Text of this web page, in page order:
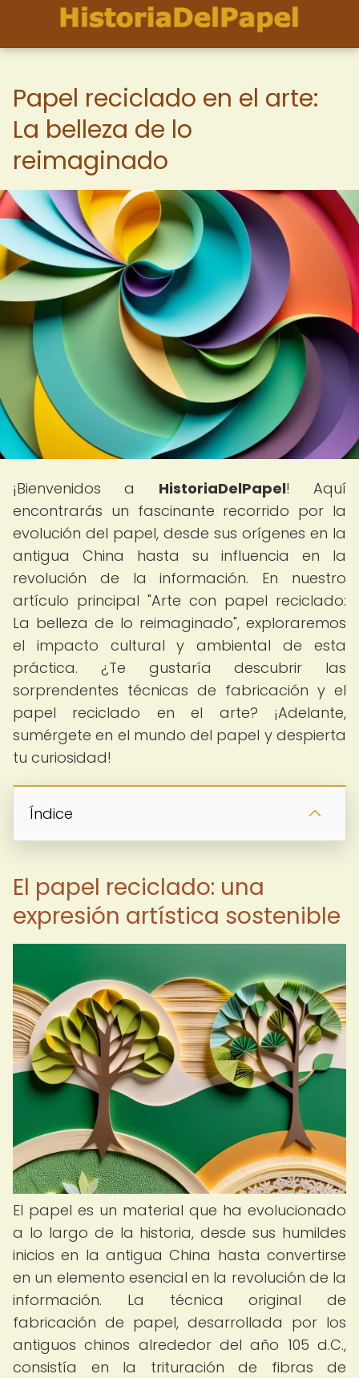
Papel reciclado en el arte:
La belleza de lo
reimaginado
¡Bienvenidos a HistoriaDelPapel! Aquí
encontrarás un fascinante recorrido por la
evolución del papel, desde sus orígenes en la
antigua China hasta su influencia en la
revolución de la información. En nuestro
artículo principal "Arte con papel reciclado:
La belleza de lo reimaginado", exploraremos
el impacto cultural y ambiental de esta
práctica. ¿Te gustaría descubrir las
sorprendentes técnicas de fabricación y el
papel reciclado en el arte? ¡Adelante,
sumérgete en el mundo del papel y despierta
tu curiosidad!
Índice
El papel reciclado: una
expresión artística sostenible
El papel es un material que ha evolucionado
a lo largo de la historia, desde sus humildes
inicios en la antigua China hasta convertirse
en un elemento esencial en la revolución de la
información. La técnica original de
fabricación de papel, desarrollada por los
antiguos chinos alrededor del año 105 d.C.,
consistía en la trituración de fibras de